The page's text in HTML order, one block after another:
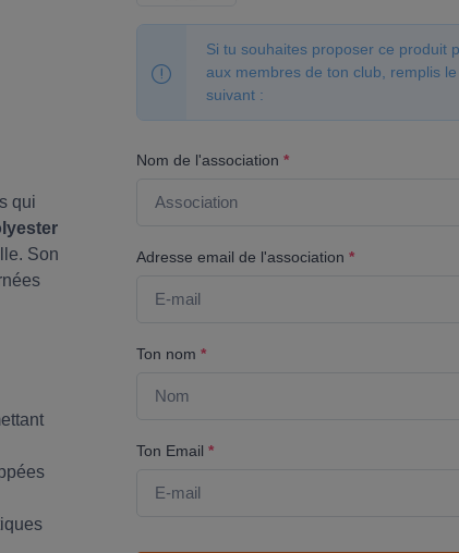
qui
Son
Si tu souhaites proposer ce produit
aux membres de ton club, remplis
suivant :
Nom de l'association *
Adresse email de l'association *
Ton nom *
Ton Email *